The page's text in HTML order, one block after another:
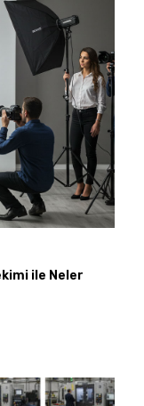
ile Neler